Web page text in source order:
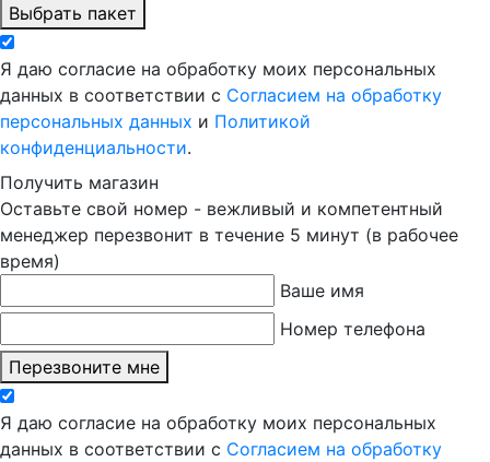
Выбрать пакет
Я даю согласие на обработку моих персональных
данных в соответствии с Согласием на обработку
персональных данных и Политикой
конфиденциальности.
Получить магазин
Оставьте свой номер - вежливый и компетентный
менеджер перезвонит в течение 5 минут (в рабочее
время)
Ваше имя
Номер телефона
Перезвоните мне
Я даю согласие на обработку моих персональных
данных в соответствии с Согласием на обработку